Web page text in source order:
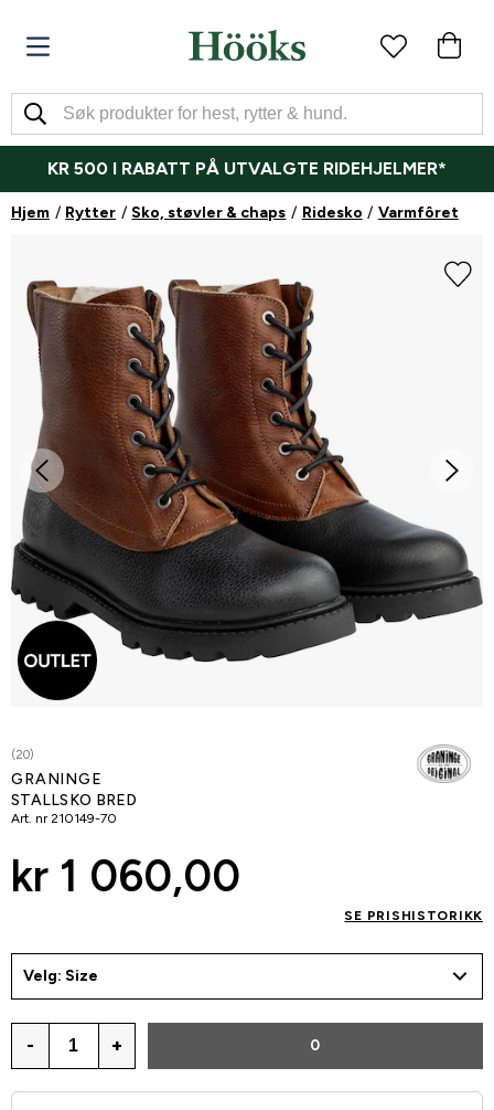
KR 500 I RABATT PÅ UTVALGTE RIDEHJELMER*
Hjem Rytter Sko, støvler & chaps Ridesko Varmfôret
(20)
GRANINGE
STALLSKO BRED
Art. nr 210149-70
kr 1 060,00
SE PRISHISTORIKK
Velg: Size
- + 0